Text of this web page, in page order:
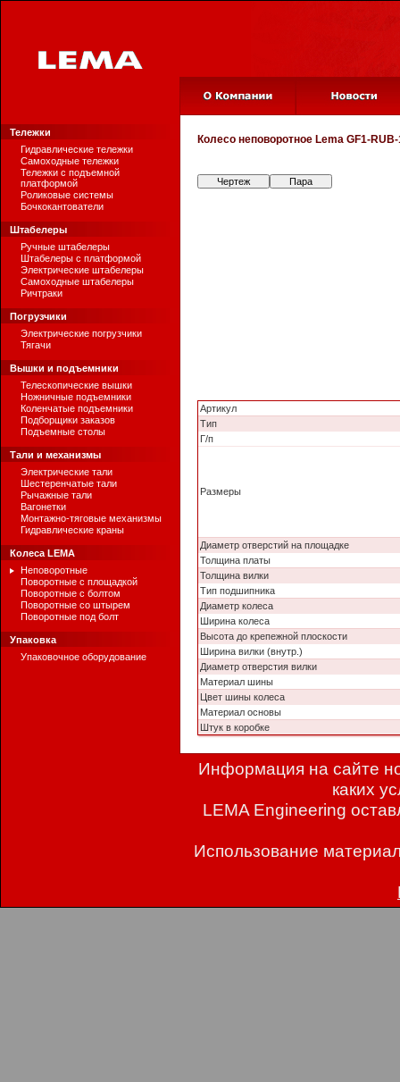
Тележки
Гидравлические тележки
Самоходные тележки
Тележки с подъемной
платформой
Роликовые системы
Бочкокантователи
Штабелеры
Ручные штабелеры
Штабелеры с платформой
Электрические штабелеры
Самоходные штабелеры
Ричтраки
Погрузчики
Электрические погрузчики
Тягачи
Вышки и подъемники
Телескопические вышки
Ножничные подъемники
Коленчатые подъемники
Подборщики заказов
Подъемные столы
Тали и механизмы
Электрические тали
Шестеренчатые тали
Рычажные тали
Вагонетки
Монтажно-тяговые механизмы
Гидравлические краны
Колеса LEMA
Неповоротные
Поворотные с площадкой
Поворотные с болтом
Поворотные со штырем
Поворотные под болт
Упаковка
Упаковочное оборудование
Колесо неповоротное Lema GF1-
Чертеж Пара
Артикул
Тип
Г/п
Размеры
Диаметр отверстий на площадке
Толщина платы
Толщина вилки
Тип подшипника
Диаметр колеса
Ширина колеса
Высота до крепежной плоскости
Ширина вилки (внутр.)
Диаметр отверстия вилки
Материал шины
Цвет шины колеса
Материал основы
Штук в коробке
Информация на сайте
каких
LEMA Engineering
Использование